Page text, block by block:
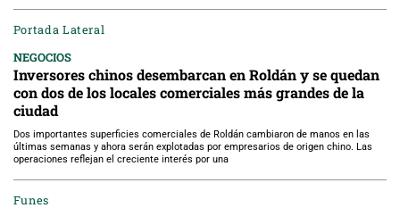
Portada Lateral
NEGOCIOS
Inversores chinos desembarcan en Roldán y se quedan
con dos de los locales comerciales más grandes de la
ciudad
Dos importantes superficies comerciales de Roldán cambiaron de manos en las
últimas semanas y ahora serán explotadas por empresarios de origen chino. Las
operaciones reflejan el creciente interés por una
Funes